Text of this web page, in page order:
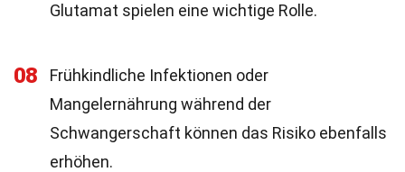
Glutamat spielen eine wichtige Rolle.
08
Frühkindliche Infektionen oder
Mangelernährung während der
Schwangerschaft können das Risiko ebenfalls
erhöhen.